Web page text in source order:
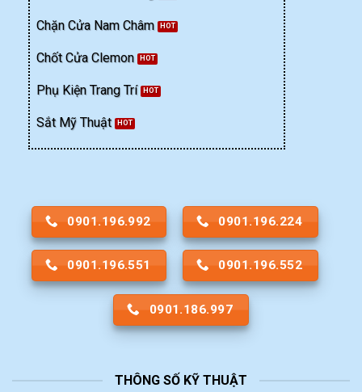
Chặn Cửa Nam Châm
Chốt Cửa Clemon
Phụ Kiện Trang Trí
Sắt Mỹ Thuật
0901.196.992 0901.196.224
0901.196.551 0901.196.552
0901.186.997
THÔNG SỐ KỸ THUẬT